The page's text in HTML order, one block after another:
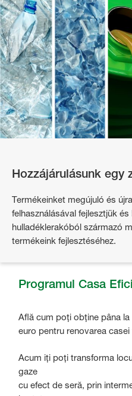
Hozzájárulásunk egy
Termékeinket megújuló és
felhasználásával fejlesztjük
hulladéklerakóból származó
termékeink fejlesztéséhez.
Programul Casa
Află cum poți obține pâna la
euro pentru renovarea
Acum iți poți transforma
gaze
cu efect de seră, prin